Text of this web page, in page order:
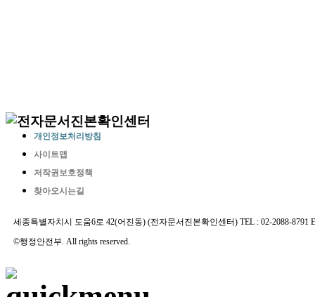
개인정보처리방침
사이트맵
저작권보호정책
찾아오시는길
세종특별자치시 도움6로 42(어진동) (전자문서진본확인센터) TEL : 02-2088-8791
©행정안전부. All rights reserved.